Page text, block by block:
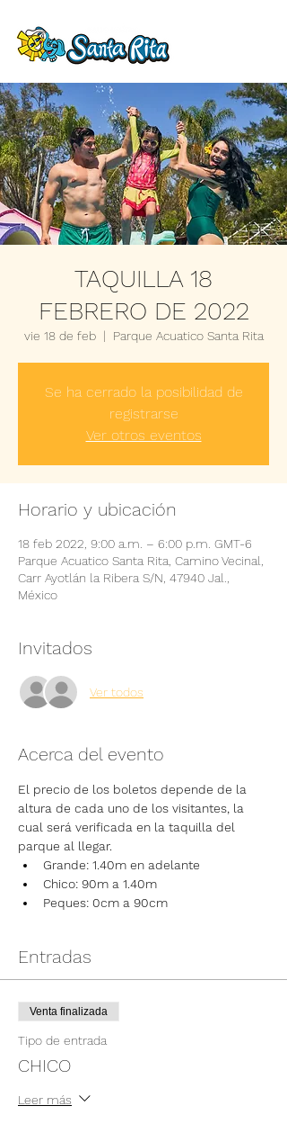
TAQUILLA 18
FEBRERO DE 2022
vie 18 de feb
  |
Parque Acuatico Santa Rita
Se ha cerrado la posibilidad de
registrarse
Ver otros eventos
Horario y ubicación
18 feb 2022, 9:00 a.m. – 6:00 p.m. GMT-6
Parque Acuatico Santa Rita, Camino Vecinal,
Carr Ayotlán la Ribera S/N, 47940 Jal.,
México
Invitados
Ver todos
Acerca del evento
El precio de los boletos depende de la
altura de cada uno de los visitantes, la
cual será verificada en la taquilla del
parque al llegar.
Grande: 1.40m en adelante
Chico: 90m a 1.40m
Peques: 0cm a 90cm
Entradas
Venta finalizada
Tipo de entrada
CHICO
Leer más